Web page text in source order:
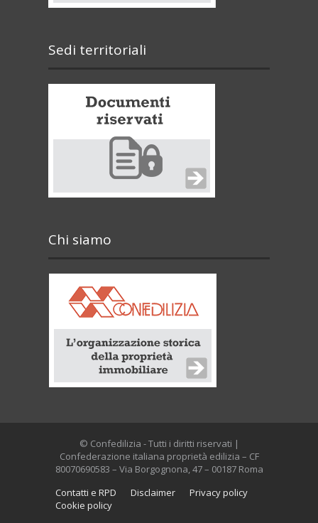
Sedi territoriali
Chi siamo
© Confedilizia - Tutti i diritti riservati |
Confederazione italiana proprietà edilizia – CF
80070690583 – Via Borgognona, 47 – 00187 Roma
Contatti e RPD
Disclaimer
Privacy policy
Cookie policy